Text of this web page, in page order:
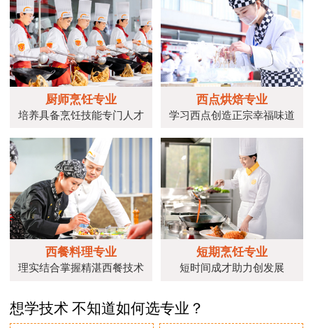
厨师烹饪专业
培养具备烹饪技能专门人才
西点烘焙专业
学习西点创造正宗幸福味道
西餐料理专业
理实结合掌握精湛西餐技术
短期烹饪专业
短时间成才助力创发展
想学技术 不知道如何选专业？